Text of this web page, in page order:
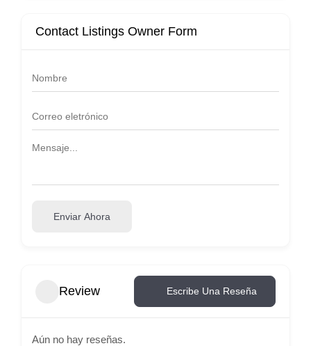
Contact Listings Owner Form
Enviar Ahora
Review Escribe Una Reseña
Aún no hay reseñas.